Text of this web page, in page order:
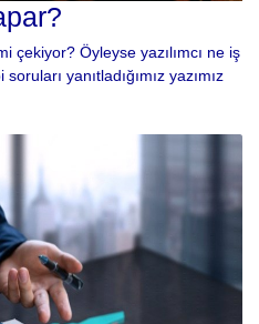
çekiyor? Öyleyse yazılımcı ne iş
yanıtladığımız yazımız